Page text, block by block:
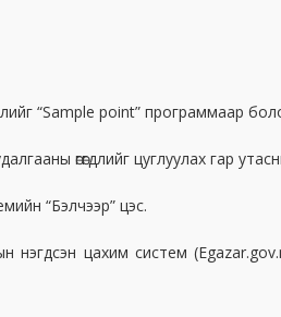
“Sample point” программаар
өгөгдлийг цуглуулах гар
“Бэлчээр” цэс.
нэгдсэн цахим систем